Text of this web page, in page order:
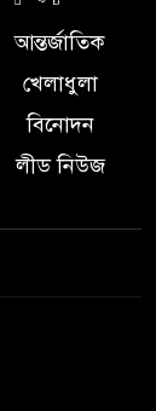
আন্তর্জাতিক
খেলাধুলা
বিনোদন
লীড নিউজ